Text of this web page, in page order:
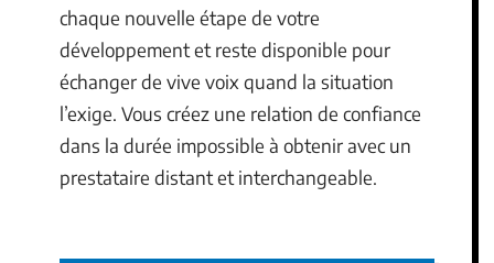
chaque nouvelle étape de votre
développement et reste disponible pour
échanger de vive voix quand la situation
l’exige. Vous créez une relation de confiance
dans la durée impossible à obtenir avec un
prestataire distant et interchangeable.